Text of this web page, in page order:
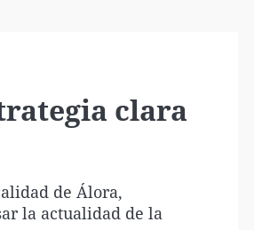
clara
de Álora,
la actualidad de la